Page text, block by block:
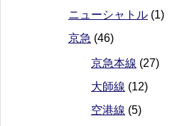
ニューシャトル (1)
京急 (46)
京急本線 (27)
大師線 (12)
空港線 (5)